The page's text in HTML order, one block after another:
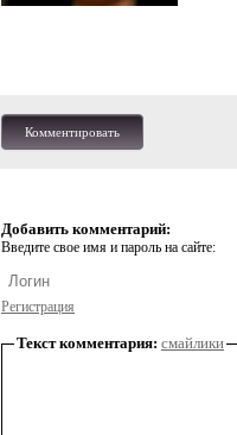
Комментировать
Добавить комментарий:
Введите свое имя и пароль на сайте:
Регистрация
Текст комментария: смайлики